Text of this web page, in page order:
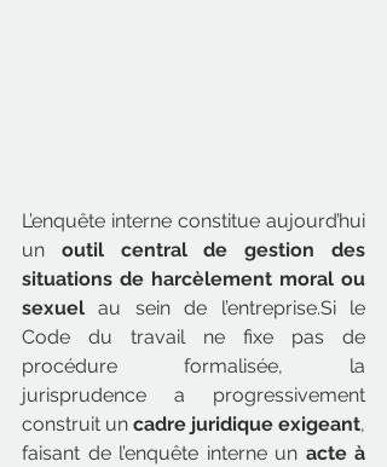
L’enquête interne constitue aujourd’hui
un outil central de gestion des
situations de harcèlement moral ou
sexuel au sein de l’entreprise.Si le
Code du travail ne fixe pas de
procédure formalisée, la
jurisprudence a progressivement
construit un cadre juridique exigeant,
faisant de l’enquête interne un acte à